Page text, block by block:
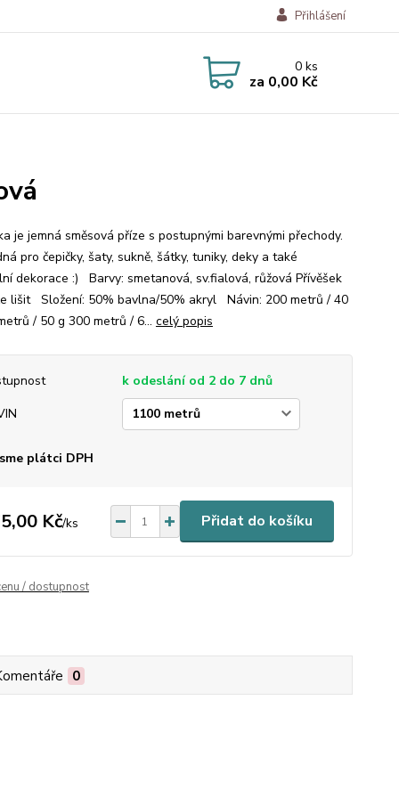
Přihlášení
0ks
za 0,00 Kč
je jemná směsová příze s postupnými barevnými přechody.
pro čepičky, šaty, sukně, šátky, tuniky, deky a také
dekorace :) Barvy: smetanová, sv.fialová, růžová Přívěšek
lišit Složení: 50% bavlna/50% akryl Návin: 200 metrů / 40
/ 50 g 300 metrů / 6... celý popis
k odeslání od 2 do 7 dnů
plátci DPH
Kč/ks Přidat do košíku
/ dostupnost
0